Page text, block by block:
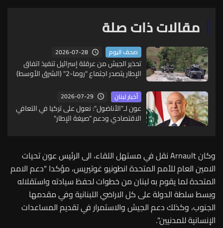
مقالات ذات صلة
صحف اليوم 2026-07-28
تحذير الجيش من عرقلة إسرائيل تنفيذ اتفاق
الإطار يتصدر اجتماع "روما-2" (الشرق الأوسط)
أخبار لبنان 2026-07-29
عون لـ"الأناضول": نعول على تركيا في التعافي
الاقتصادي ودعم "صيغة الإطار"
وكان Arnault نقل في مستهل اللقاء، الى الرئيس عون تحيات
الامين العام للأمم المتحدة انطونيو غوتيريس، مؤكدا "دعم الامم
المتحدة لما يقوم به لبنان من خطوات لحفظ سيادته واستقلاله
وبسط سلطة الدولة على كل الاراضي اللبنانية وفي مقدمها
الجنوب، وكذلك دعم الجيش والاستمرار في تقديم المساعدات
الإنسانية للمدنيين".